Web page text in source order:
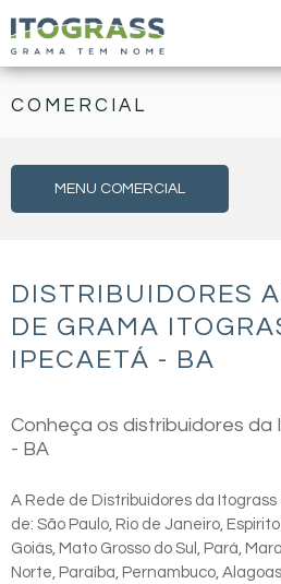
COMERCIAL
MENU COMERCIAL
DISTRIBUIDORES
DE GRAMA
IPECAETÁ - BA
Conheça os distribuidores
- BA
A Rede de Distribuidores da
de: São Paulo, Rio de Janeiro,
Goiás, Mato Grosso do Sul, Pará,
Norte, Paraíba, Pernambuco,